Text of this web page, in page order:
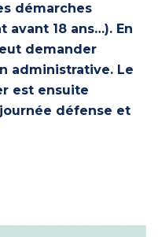
démarches
avant 18 ans…). En
demander
administrative. Le
est ensuite
défense et